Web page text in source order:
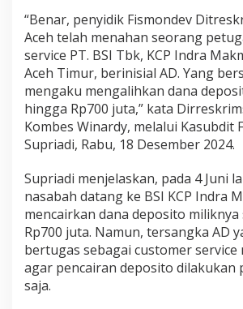
y
a
w
a
n
B
S
I
D
i
a
h
a
“Benar, penyidik Fismondev
Aceh telah menahan seorang
service PT. BSI Tbk, KCP Indra
Aceh Timur, berinisial AD. Yang
mengaku mengalihkan dana
hingga Rp700 juta,” kata
Kombes Winardy, melalui Kasubdit
Supriadi, Rabu, 18 Desember 2024.
Supriadi menjelaskan, pada 4 Juni
nasabah datang ke BSI KCP Indra
mencairkan dana deposito miliknya
Rp700 juta. Namun, tersangka AD
bertugas sebagai customer service
agar pencairan deposito dilakukan
saja.